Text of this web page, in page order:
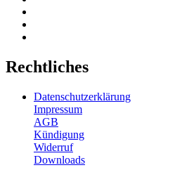
Rechtliches
Datenschutzerklärung
Impressum
AGB
Kündigung
Widerruf
Downloads